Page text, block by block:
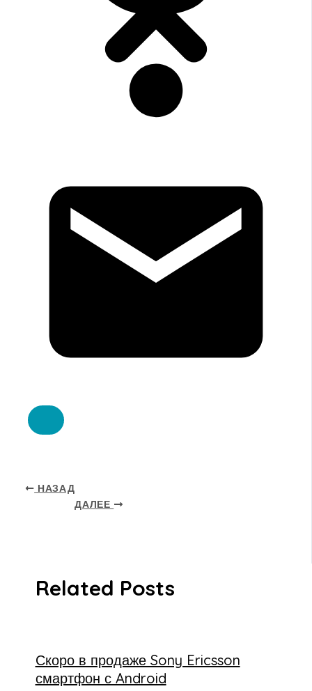
НАЗАД
ДАЛЕЕ
Related Posts
Скоро в продаже Sony Ericsson
смартфон с Android